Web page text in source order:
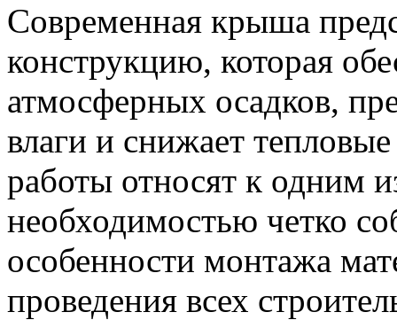
Современная крыша
конструкцию, которая
атмосферных осадков,
влаги и снижает
работы относят к одним
необходимостью четко
особенности монтажа
проведения всех